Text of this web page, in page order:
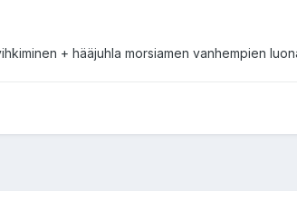
+ hääjuhla morsiamen vanhempien